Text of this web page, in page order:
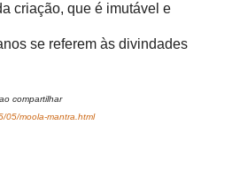
criação, que é imutável e
se referem às divindades
compartilhar
05/moola-mantra.html